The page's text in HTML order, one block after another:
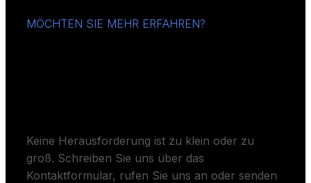
MÖCHTEN SIE MEHR ERFAHREN?
Keine Herausforderung ist zu klein oder zu
groß. Schreiben Sie uns über das
Kontaktformular, rufen Sie uns an oder senden